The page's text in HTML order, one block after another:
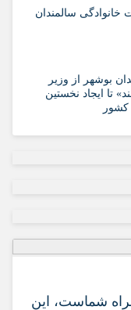
خانوادگی سالمندان
بوشهر از وزیر
تا ایجاد نخستین
شماست، این